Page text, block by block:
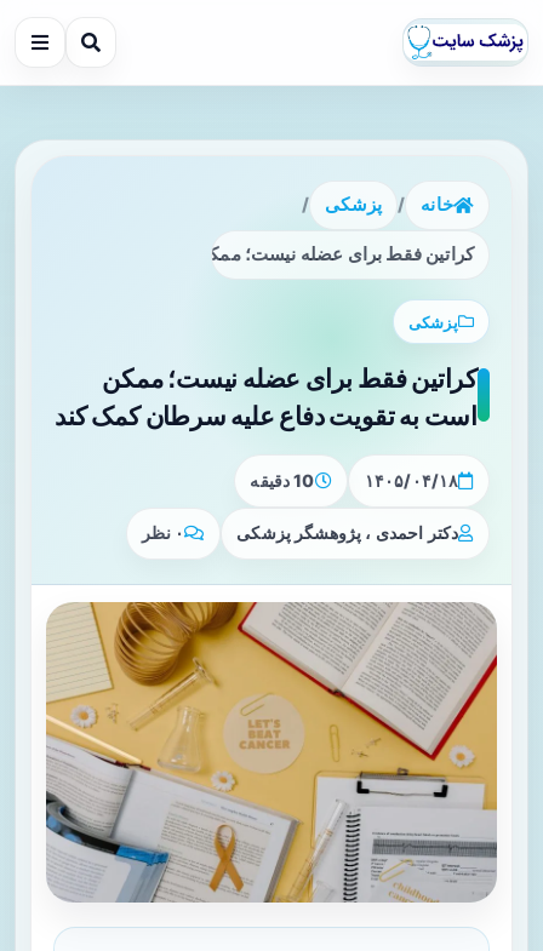
خانه / پزشکی /
کراتین فقط برای عضله نیست؛ ممکن است به تقویت دفاع
پزشکی
کراتین فقط برای عضله نیست؛ ممکن
است به تقویت دفاع علیه سرطان کمک کند
۱۴۰۵/۰۴/۱۸ 10 دقیقه
دکتر احمدی ، پژوهشگر پزشکی ۰ نظر